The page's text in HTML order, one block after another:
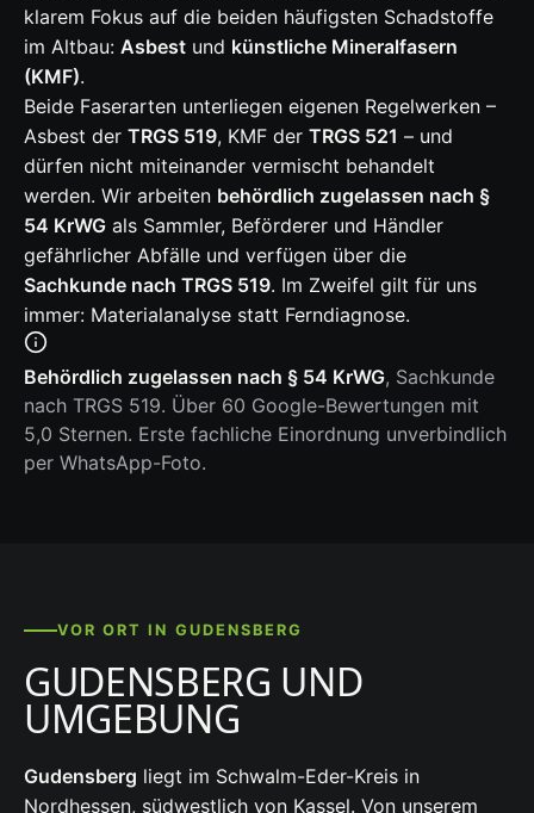
klarem Fokus auf die beiden häufigsten Schadstoffe
im Altbau: Asbest und künstliche Mineralfasern
(KMF).
Beide Faserarten unterliegen eigenen Regelwerken –
Asbest der TRGS 519, KMF der TRGS 521 – und
dürfen nicht miteinander vermischt behandelt
werden. Wir arbeiten behördlich zugelassen nach §
54 KrWG als Sammler, Beförderer und Händler
gefährlicher Abfälle und verfügen über die
Sachkunde nach TRGS 519. Im Zweifel gilt für uns
immer: Materialanalyse statt Ferndiagnose.
Behördlich zugelassen nach § 54 KrWG, Sachkunde
nach TRGS 519. Über 60 Google-Bewertungen mit
5,0 Sternen. Erste fachliche Einordnung unverbindlich
per WhatsApp-Foto.
VOR ORT IN GUDENSBERG
GUDENSBERG UND
UMGEBUNG
Gudensberg liegt im Schwalm-Eder-Kreis in
Nordhessen, südwestlich von Kassel. Von unserem